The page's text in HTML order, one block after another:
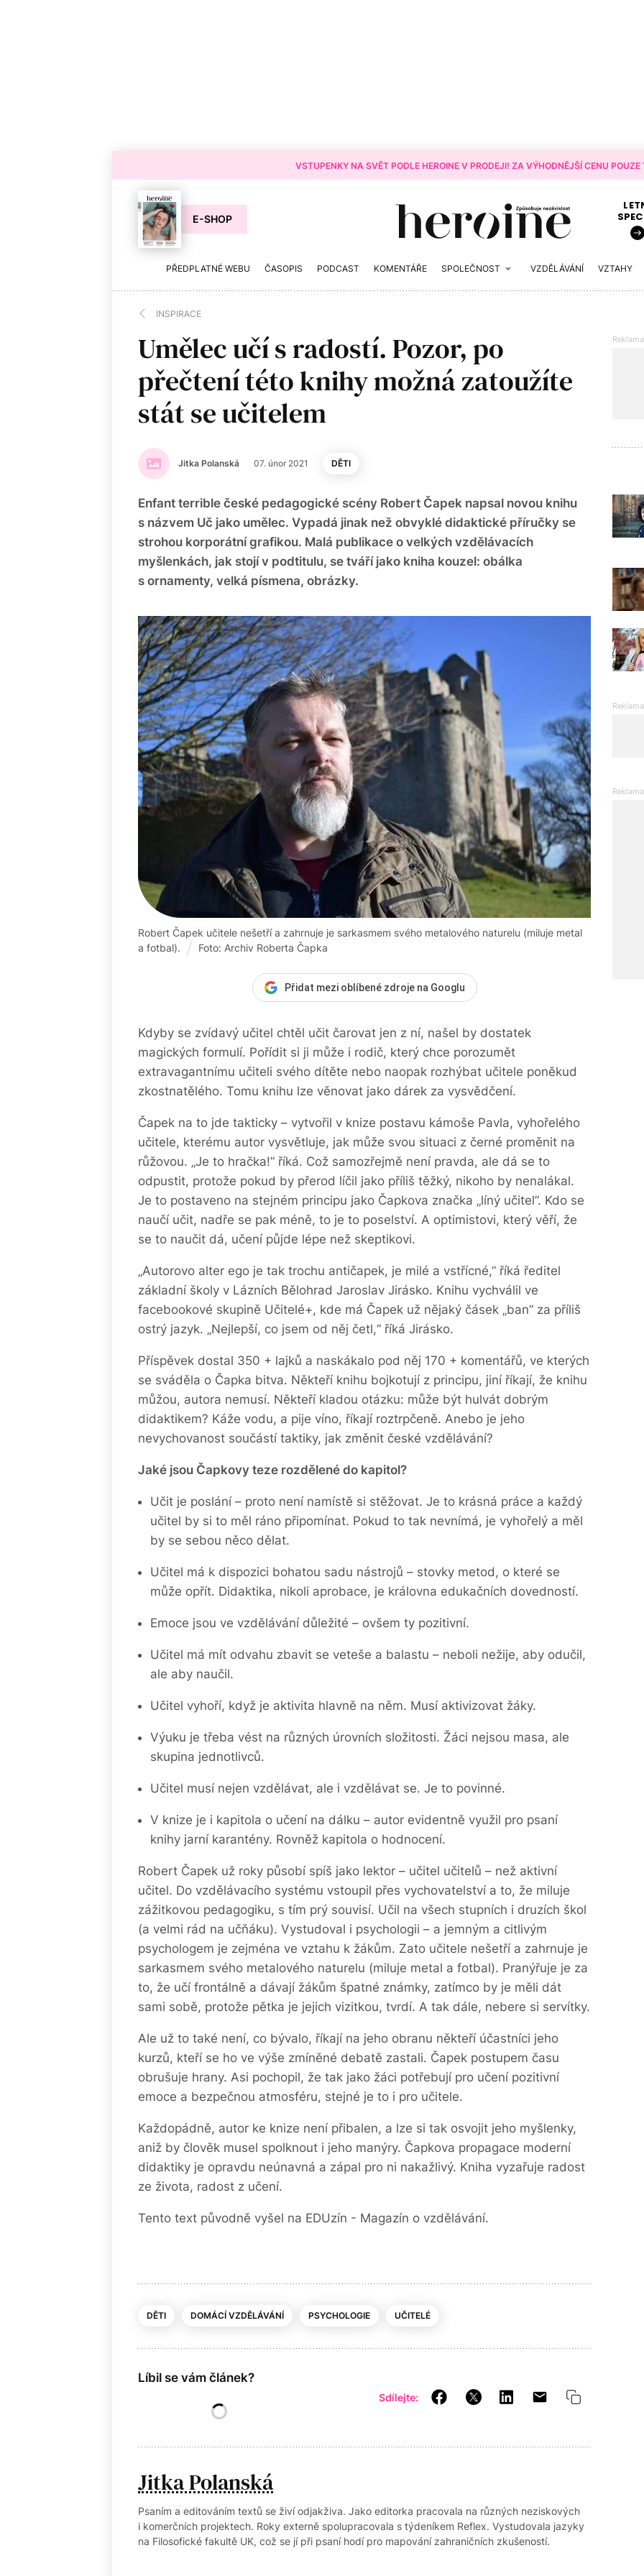
VSTUPENKY NA SVĚT PODLE HEROINE V PRODEJI! ZA VÝHODNĚJŠÍ CENU
E-SHOP
PŘEDPLATNÉ WEBU ČASOPIS PODCAST KOMENTÁŘE SPOLEČNOST VZDĚLÁVÁNÍ VZTAHY
INSPIRACE
Umělec učí s radostí. Pozor, po
přečtení této knihy možná zatoužíte
stát se učitelem
Jitka Polanská 07. únor 2021 DĚTI
Enfant terrible české pedagogické scény Robert Čapek napsal novou knihu
s názvem Uč jako umělec. Vypadá jinak než obvyklé didaktické příručky se
strohou korporátní grafikou. Malá publikace o velkých vzdělávacích
myšlenkách, jak stojí v podtitulu, se tváří jako kniha kouzel: obálka
s ornamenty, velká písmena, obrázky.
Robert Čapek učitele nešetří a zahrnuje je sarkasmem svého metalového naturelu (miluje metal
a fotbal).
Foto: Archiv Roberta Čapka
Přidat mezi oblíbené zdroje na Googlu
Kdyby se zvídavý učitel chtěl učit čarovat jen z ní, našel by dostatek
magických formulí. Pořídit si ji může i rodič, který chce porozumět
extravagantnímu učiteli svého dítěte nebo naopak rozhýbat učitele poněkud
zkostnatělého. Tomu knihu lze věnovat jako dárek za vysvědčení.
Čapek na to jde takticky – vytvořil v knize postavu kámoše Pavla, vyhořelého
učitele, kterému autor vysvětluje, jak může svou situaci z černé proměnit na
růžovou. „Je to hračka!” říká. Což samozřejmě není pravda, ale dá se to
odpustit, protože pokud by přerod líčil jako příliš těžký, nikoho by nenalákal.
Je to postaveno na stejném principu jako Čapkova značka „líný učitel”. Kdo se
naučí učit, nadře se pak méně, to je to poselství. A optimistovi, který věří, že
se to naučit dá, učení půjde lépe než skeptikovi.
„Autorovo alter ego je tak trochu antičapek, je milé a vstřícné,” říká ředitel
základní školy v Lázních Bělohrad Jaroslav Jirásko. Knihu vychválil ve
facebookové skupině Učitelé+, kde má Čapek už nějaký čásek „ban” za příliš
ostrý jazyk. „Nejlepší, co jsem od něj četl,“ říká Jirásko.
Příspěvek dostal 350 + lajků a naskákalo pod něj 170 + komentářů, ve kterých
se sváděla o Čapka bitva. Někteří knihu bojkotují z principu, jiní říkají, že knihu
můžou, autora nemusí. Někteří kladou otázku: může být hulvát dobrým
didaktikem? Káže vodu, a pije víno, říkají roztrpčeně. Anebo je jeho
nevychovanost součástí taktiky, jak změnit české vzdělávání?
Jaké jsou Čapkovy teze rozdělené do kapitol?
Učit je poslání – proto není namístě si stěžovat. Je to krásná práce a každý
učitel by si to měl ráno připomínat. Pokud to tak nevnímá, je vyhořelý a měl
by se sebou něco dělat.
Učitel má k dispozici bohatou sadu nástrojů – stovky metod, o které se
může opřít. Didaktika, nikoli aprobace, je královna edukačních dovedností.
Emoce jsou ve vzdělávání důležité – ovšem ty pozitivní.
Učitel má mít odvahu zbavit se veteše a balastu – neboli nežije, aby odučil,
ale aby naučil.
Učitel vyhoří, když je aktivita hlavně na něm. Musí aktivizovat žáky.
Výuku je třeba vést na různých úrovních složitosti. Žáci nejsou masa, ale
skupina jednotlivců.
Učitel musí nejen vzdělávat, ale i vzdělávat se. Je to povinné.
V knize je i kapitola o učení na dálku – autor evidentně využil pro psaní
knihy jarní karantény. Rovněž kapitola o hodnocení.
Robert Čapek už roky působí spíš jako lektor – učitel učitelů – než aktivní
učitel. Do vzdělávacího systému vstoupil přes vychovatelství a to, že miluje
zážitkovou pedagogiku, s tím prý souvisí. Učil na všech stupních i druzích škol
(a velmi rád na učňáku). Vystudoval i psychologii – a jemným a citlivým
psychologem je zejména ve vztahu k žákům. Zato učitele nešetří a zahrnuje je
sarkasmem svého metalového naturelu (miluje metal a fotbal). Pranýřuje je za
to, že učí frontálně a dávají žákům špatné známky, zatímco by je měli dát
sami sobě, protože pětka je jejich vizitkou, tvrdí. A tak dále, nebere si servítky.
Ale už to také není, co bývalo, říkají na jeho obranu někteří účastníci jeho
kurzů, kteří se ho ve výše zmíněné debatě zastali. Čapek postupem času
obrušuje hrany. Asi pochopil, že tak jako žáci potřebují pro učení pozitivní
emoce a bezpečnou atmosféru, stejné je to i pro učitele.
Každopádně, autor ke knize není přibalen, a lze si tak osvojit jeho myšlenky,
aniž by člověk musel spolknout i jeho manýry. Čapkova propagace moderní
didaktiky je opravdu neúnavná a zápal pro ni nakažlivý. Kniha vyzařuje radost
ze života, radost z učení.
Tento text původně vyšel na EDUzín - Magazín o vzdělávání.
DĚTI DOMÁCÍ VZDĚLÁVÁNÍ PSYCHOLOGIE UČITELÉ
Líbil se vám článek?
Sdílejte:
Jitka Polanská
Psaním a editováním textů se živí odjakživa. Jako editorka pracovala na různých neziskových
i komerčních projektech. Roky externě spolupracovala s týdeníkem Reflex. Vystudovala jazyky
na Filosofické fakultě UK, což se jí při psaní hodí pro mapování zahraničních zkušeností.